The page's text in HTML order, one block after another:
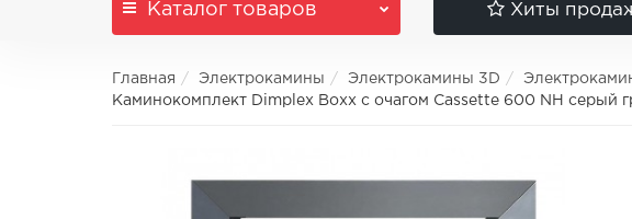
Каталог товаров Хиты
Главная Электрокамины Электрокамины 3D
Каминокомплект Dimplex Boxx с очагом Cassette 600 NH серый